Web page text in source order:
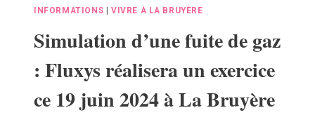
INFORMATIONS VIVRE À LA BRUYÈRE
Simulation d’une fuite de gaz
: Fluxys réalisera un exercice
ce 19 juin 2024 à La Bruyère